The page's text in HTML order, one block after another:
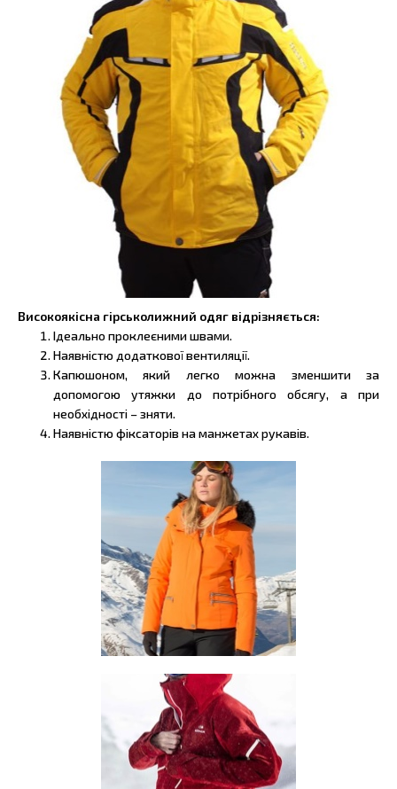
Високоякісна гірськолижний одяг відрізняється:
Ідеально проклеєними швами.
Наявністю додаткової вентиляції.
Капюшоном, який легко можна зменшити за
допомогою утяжки до потрібного обсягу, а при
необхідності – зняти.
Наявністю фіксаторів на манжетах рукавів.